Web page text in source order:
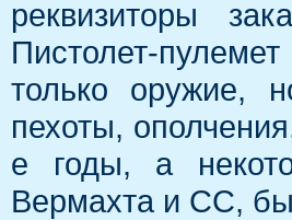
реквизиторы
Пистолет-
только оружие,
пехоты,
е годы, а
Вермахта и СС,